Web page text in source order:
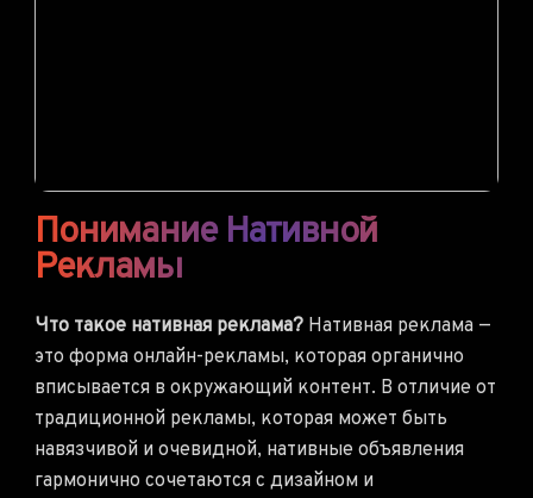
Понимание Нативной
Рекламы
Что такое нативная реклама? Нативная реклама —
это форма онлайн-рекламы, которая органично
вписывается в окружающий контент. В отличие от
традиционной рекламы, которая может быть
навязчивой и очевидной, нативные объявления
гармонично сочетаются с дизайном и